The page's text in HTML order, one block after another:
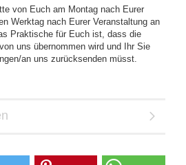
von Euch am Montag nach Eurer
Werktag nach Eurer Veranstaltung an
Praktische für Euch ist, dass die
uns übernommen wird und Ihr Sie
an uns zurücksenden müsst.